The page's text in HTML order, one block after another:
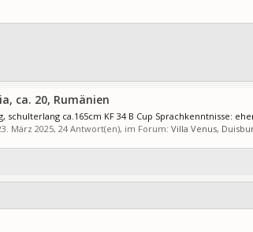
ca. 20, Rumänien
schulterlang ca.165cm KF 34 B Cup Sprachkenntnisse:
März 2025, 24 Antwort(en), im Forum: Villa Venus,